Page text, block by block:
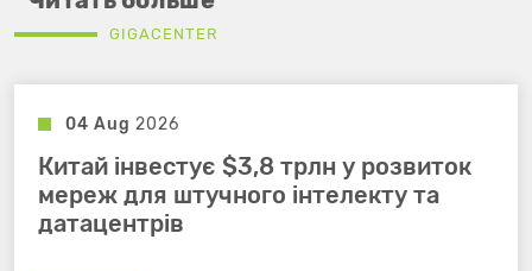
GIGACENTER
04 Aug 2026
Китай інвестує $3,8 трлн у розвиток
мереж для штучного інтелекту та
датацентрів